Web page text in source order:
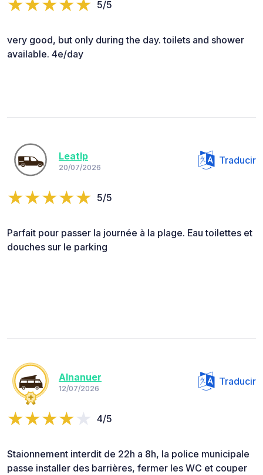
5/5
very good, but only during the day. toilets and shower
available. 4e/day
Leatlp
20/07/2026
Traducir
5/5
Parfait pour passer la journée à la plage. Eau toilettes et
douches sur le parking
Alnanuer
12/07/2026
Traducir
4/5
Staionnement interdit de 22h a 8h, la police municipale
passe installer des barrières, fermer les WC et couper